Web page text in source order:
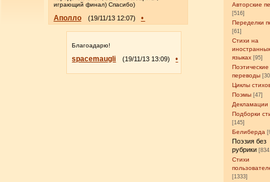
Авторские
[516]
Переделки
[61]
Стихи на
языках [95]
Поэтические
переводы
Циклы
Поэмы [47]
Декламации
Подборки
[145]
Белиберда
Поэзия без
рубрики
Стихи
[1333]
играющий финал) Спасибо)
Аполло (19/11/13 12:07) •
Благоадарю!
spacemaugli (19/11/13 13:09) •